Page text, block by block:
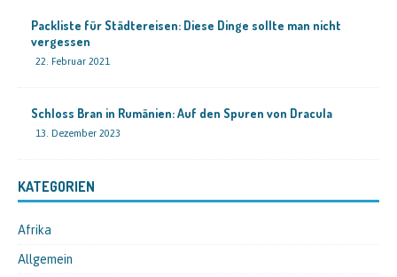
Packliste für Städtereisen: Diese Dinge sollte man nicht
vergessen
22. Februar 2021
Schloss Bran in Rumänien: Auf den Spuren von Dracula
13. Dezember 2023
KATEGORIEN
Afrika
Allgemein